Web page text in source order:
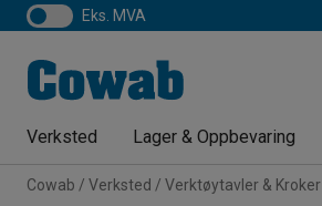
eks. MVA
Verksted Lager & Oppbevaring
Cowab Verksted Verktøytavler & Kroker